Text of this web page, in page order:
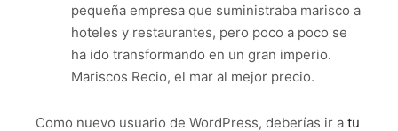
pequeña empresa que suministraba marisco a
hoteles y restaurantes, pero poco a poco se
ha ido transformando en un gran imperio.
Mariscos Recio, el mar al mejor precio.
Como nuevo usuario de WordPress, deberías ir a tu